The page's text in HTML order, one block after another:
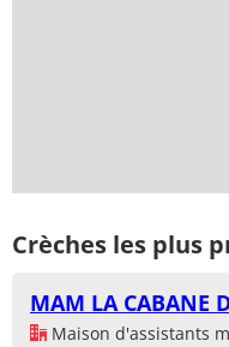
Crèches les plus
MAM LA CABANE
Maison d'assistants